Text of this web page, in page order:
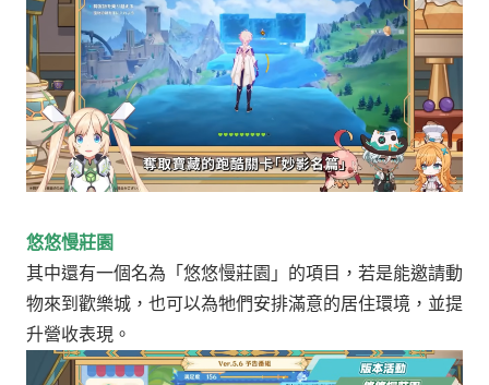
悠悠慢莊園
其中還有一個名為「悠悠慢莊園」的項目，若是能邀請動
物來到歡樂城，也可以為牠們安排滿意的居住環境，並提
升營收表現。